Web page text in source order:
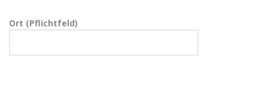
Ort (Pflichtfeld)